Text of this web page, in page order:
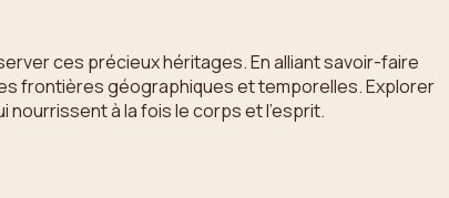
ces précieux héritages. En alliant savoir-faire
frontières géographiques et temporelles. Explorer
à la fois le corps et l’esprit.